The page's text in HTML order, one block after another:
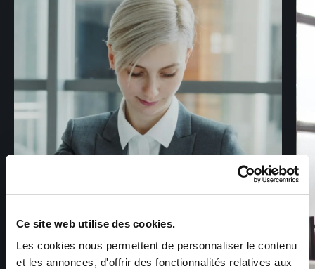
Ce site web utilise des cookies.
Les cookies nous permettent de personnaliser le contenu
et les annonces, d'offrir des fonctionnalités relatives aux